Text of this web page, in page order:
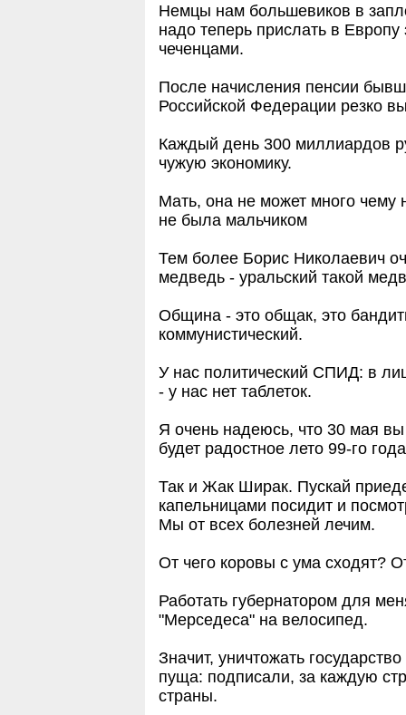
Немцы нам большевиков в
надо теперь прислать в
чеченцами.
После начисления пенсии
Российской Федерации резко
Каждый день 300 миллиардов
чужую экономику.
Мать, она не может много чему
не была мальчиком
Тем более Борис Николаевич
медведь - уральский такой
Община - это общак, это
коммунистический.
У нас политический СПИД: в
- у нас нет таблеток.
Я очень надеюсь, что 30 мая
будет радостное лето 99-го
Так и Жак Ширак. Пускай
капельницами посидит и
Мы от всех болезней лечим.
От чего коровы с ума сходят?
Работать губернатором для
"Мерседеса" на велосипед.
Значит, уничтожать
пуща: подписали, за каждую
страны.